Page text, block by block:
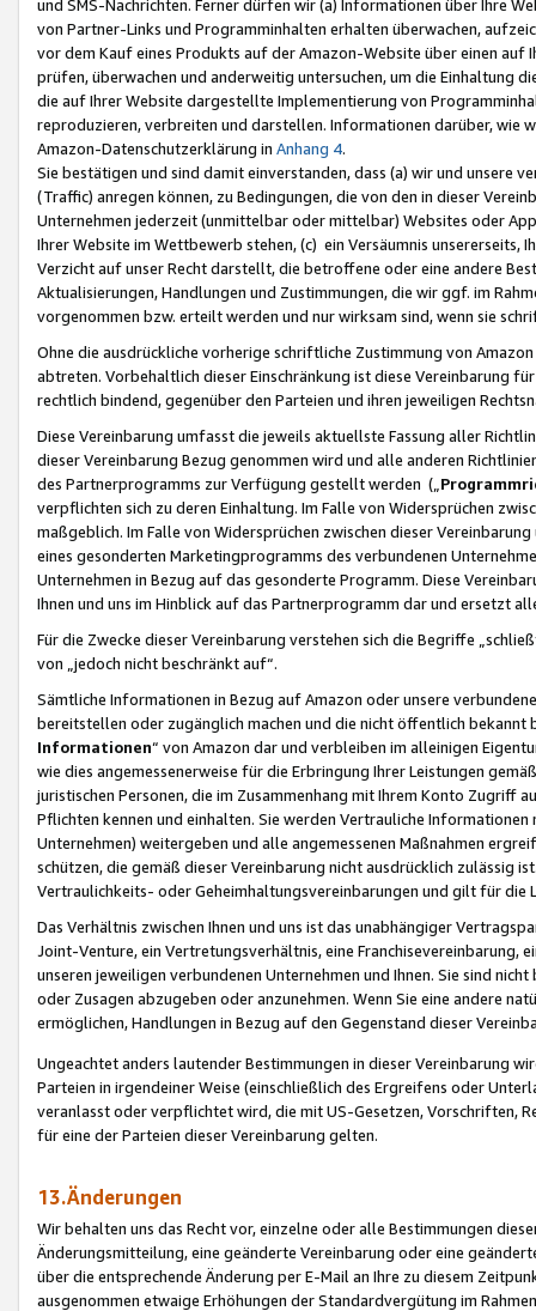
und SMS-Nachrichten. Ferner dürfen wir (a) Informationen über Ihre
von Partner-Links und Programminhalten erhalten überwachen,
vor dem Kauf eines Produkts auf der Amazon-Website über einen
prüfen, überwachen und anderweitig untersuchen, um die Einhaltung
die auf Ihrer Website dargestellte Implementierung von
reproduzieren, verbreiten und darstellen. Informationen darüber, wie
Amazon-Datenschutzerklärung in Anhang 4.
Sie bestätigen und sind damit einverstanden, dass (a) wir und
(Traffic) anregen können, zu Bedingungen, die von den in dieser
Unternehmen jederzeit (unmittelbar oder mittelbar) Websites oder
Ihrer Website im Wettbewerb stehen, (c) ein Versäumnis unsererseits,
Verzicht auf unser Recht darstellt, die betroffene oder eine andere
Aktualisierungen, Handlungen und Zustimmungen, die wir ggf. im
vorgenommen bzw. erteilt werden und nur wirksam sind, wenn sie
Ohne die ausdrückliche vorherige schriftliche Zustimmung von
abtreten. Vorbehaltlich dieser Einschränkung ist diese Vereinbarung
rechtlich bindend, gegenüber den Parteien und ihren jeweiligen
Diese Vereinbarung umfasst die jeweils aktuellste Fassung aller
dieser Vereinbarung Bezug genommen wird und alle anderen
des Partnerprogramms zur Verfügung gestellt werden („
verpflichten sich zu deren Einhaltung. Im Falle von Widersprüchen
maßgeblich. Im Falle von Widersprüchen zwischen dieser
eines gesonderten Marketingprogramms des verbundenen
Unternehmen in Bezug auf das gesonderte Programm. Diese
Ihnen und uns im Hinblick auf das Partnerprogramm dar und ersetzt
Für die Zwecke dieser Vereinbarung verstehen sich die Begriffe
von „jedoch nicht beschränkt auf“.
Sämtliche Informationen in Bezug auf Amazon oder unsere
bereitstellen oder zugänglich machen und die nicht öffentlich
Informationen“ von Amazon dar und verbleiben im alleinigen
wie dies angemessenerweise für die Erbringung Ihrer Leistungen
juristischen Personen, die im Zusammenhang mit Ihrem Konto
Pflichten kennen und einhalten. Sie werden Vertrauliche
Unternehmen) weitergeben und alle angemessenen Maßnahmen
schützen, die gemäß dieser Vereinbarung nicht ausdrücklich zulässig
Vertraulichkeits- oder Geheimhaltungsvereinbarungen und gilt für die
Das Verhältnis zwischen Ihnen und uns ist das unabhängiger
Joint-Venture, ein Vertretungsverhältnis, eine Franchisevereinbarung,
unseren jeweiligen verbundenen Unternehmen und Ihnen. Sie sind
oder Zusagen abzugeben oder anzunehmen. Wenn Sie eine andere
ermöglichen, Handlungen in Bezug auf den Gegenstand dieser
Ungeachtet anders lautender Bestimmungen in dieser Vereinbarung
Parteien in irgendeiner Weise (einschließlich des Ergreifens oder
veranlasst oder verpflichtet wird, die mit US-Gesetzen, Vorschriften,
für eine der Parteien dieser Vereinbarung gelten.
13.Änderungen
Wir behalten uns das Recht vor, einzelne oder alle Bestimmungen
Änderungsmitteilung, eine geänderte Vereinbarung oder eine
über die entsprechende Änderung per E-Mail an Ihre zu diesem
ausgenommen etwaige Erhöhungen der Standardvergütung im